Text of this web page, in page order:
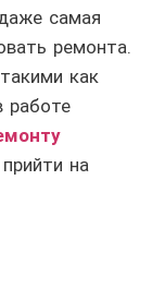
самая
ремонта.
как
работе
на